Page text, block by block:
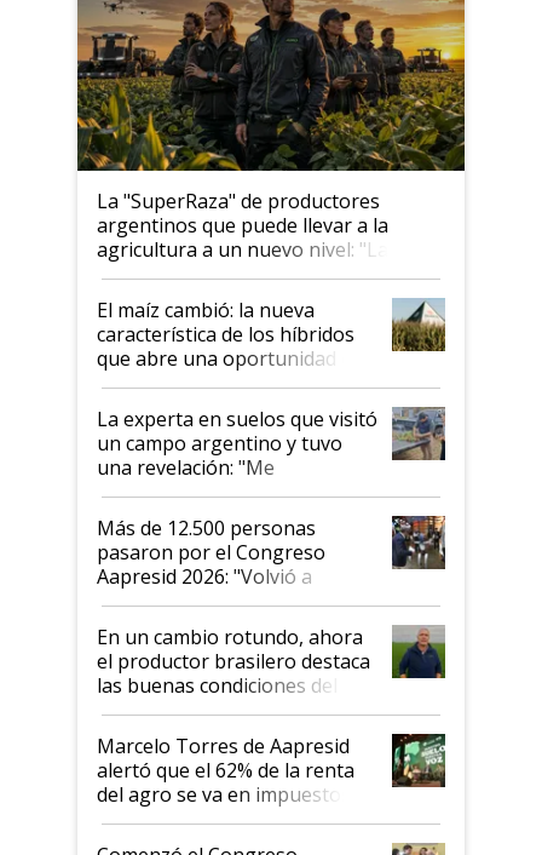
La "SuperRaza" de productores
argentinos que puede llevar a la
agricultura a un nuevo nivel: "Las
posibilidades de crecimiento son
infinitas"
El maíz cambió: la nueva
característica de los híbridos
que abre una oportunidad en
el lote
La experta en suelos que visitó
un campo argentino y tuvo
una revelación: "Me
impresionó mucho"
Más de 12.500 personas
pasaron por el Congreso
Aapresid 2026: "Volvió a
demostrar que hablar del
suelo es hablar de todo el
sistema productivo"
En un cambio rotundo, ahora
el productor brasilero destaca
las buenas condiciones del
agro argentino para invertir:
"Los veo más motivados"
Marcelo Torres de Aapresid
alertó que el 62% de la renta
del agro se va en impuestos:
"No es bueno que en
Argentina se sigan discutiendo